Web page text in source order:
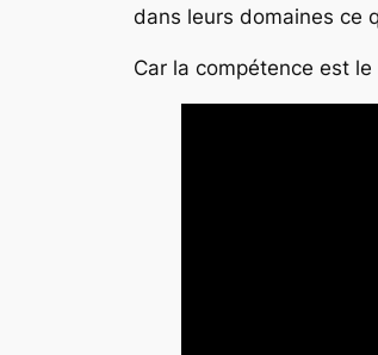
dans leurs domaines ce
Car la compétence est